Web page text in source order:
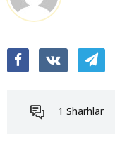
1 Sharhlar